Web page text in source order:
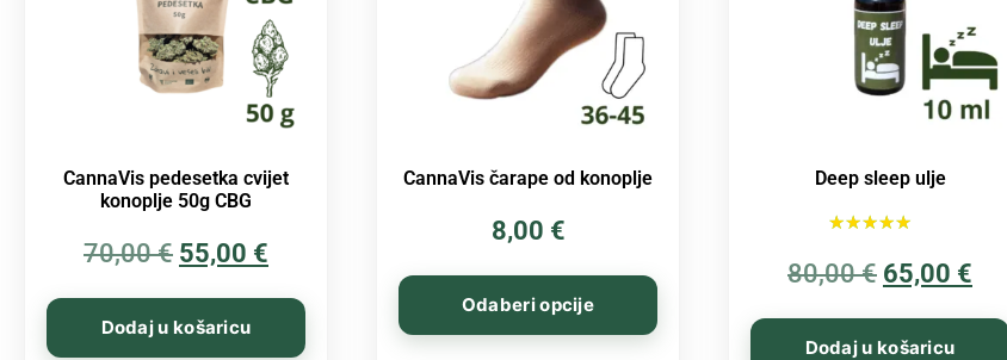
CannaVis pedesetka cvijet
konoplje 50g CBG
70,00€ 55,00 €
Dodaj u košaricu
CannaVis čarape od konoplje
8,00 €
Odaberi opcije
Deep sleep ulje
5.00
od 5
80,00€ 65,00 €
Dodaj u košaricu